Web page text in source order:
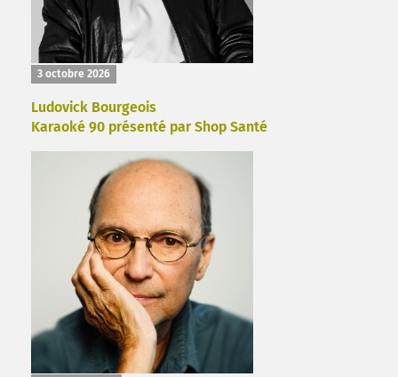
3 octobre 2026
Ludovick Bourgeois
Karaoké 90 présenté par Shop Santé